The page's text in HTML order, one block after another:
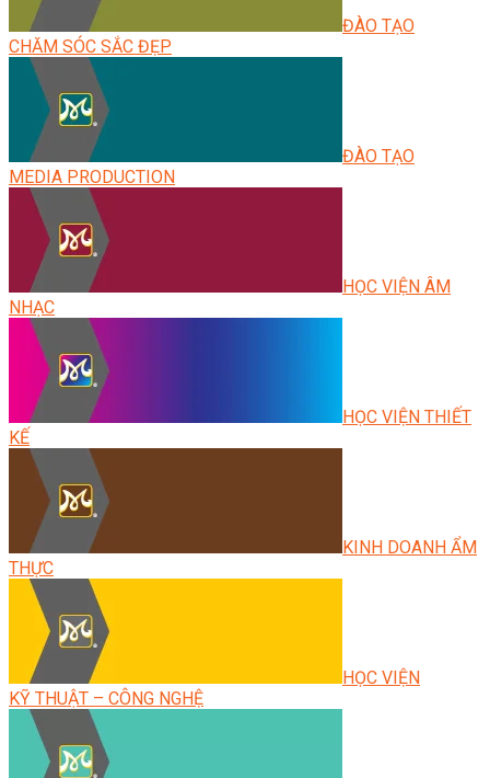
ĐÀO TẠO
CHĂM SÓC SẮC ĐẸP
ĐÀO TẠO
MEDIA PRODUCTION
HỌC VIỆN ÂM
NHẠC
HỌC VIỆN THIẾT
KẾ
KINH DOANH ẨM
THỰC
HỌC VIỆN
KỸ THUẬT – CÔNG NGHỆ